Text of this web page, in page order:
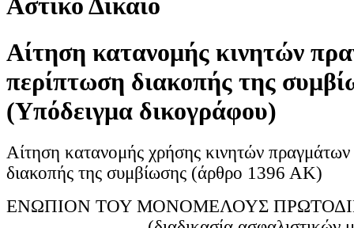
Αστικό Δίκαιο
Αίτηση κατανομής κινητών
περίπτωση διακοπής της
(Υπόδειγμα δικογράφου)
Αίτηση κατανομής χρήσης κινητών
διακοπής της συμβίωσης (άρθρο 1396 ΑΚ)
ΕΝΩΠΙΟΝ ΤΟΥ ΜΟΝΟΜΕΛΟΥΣ